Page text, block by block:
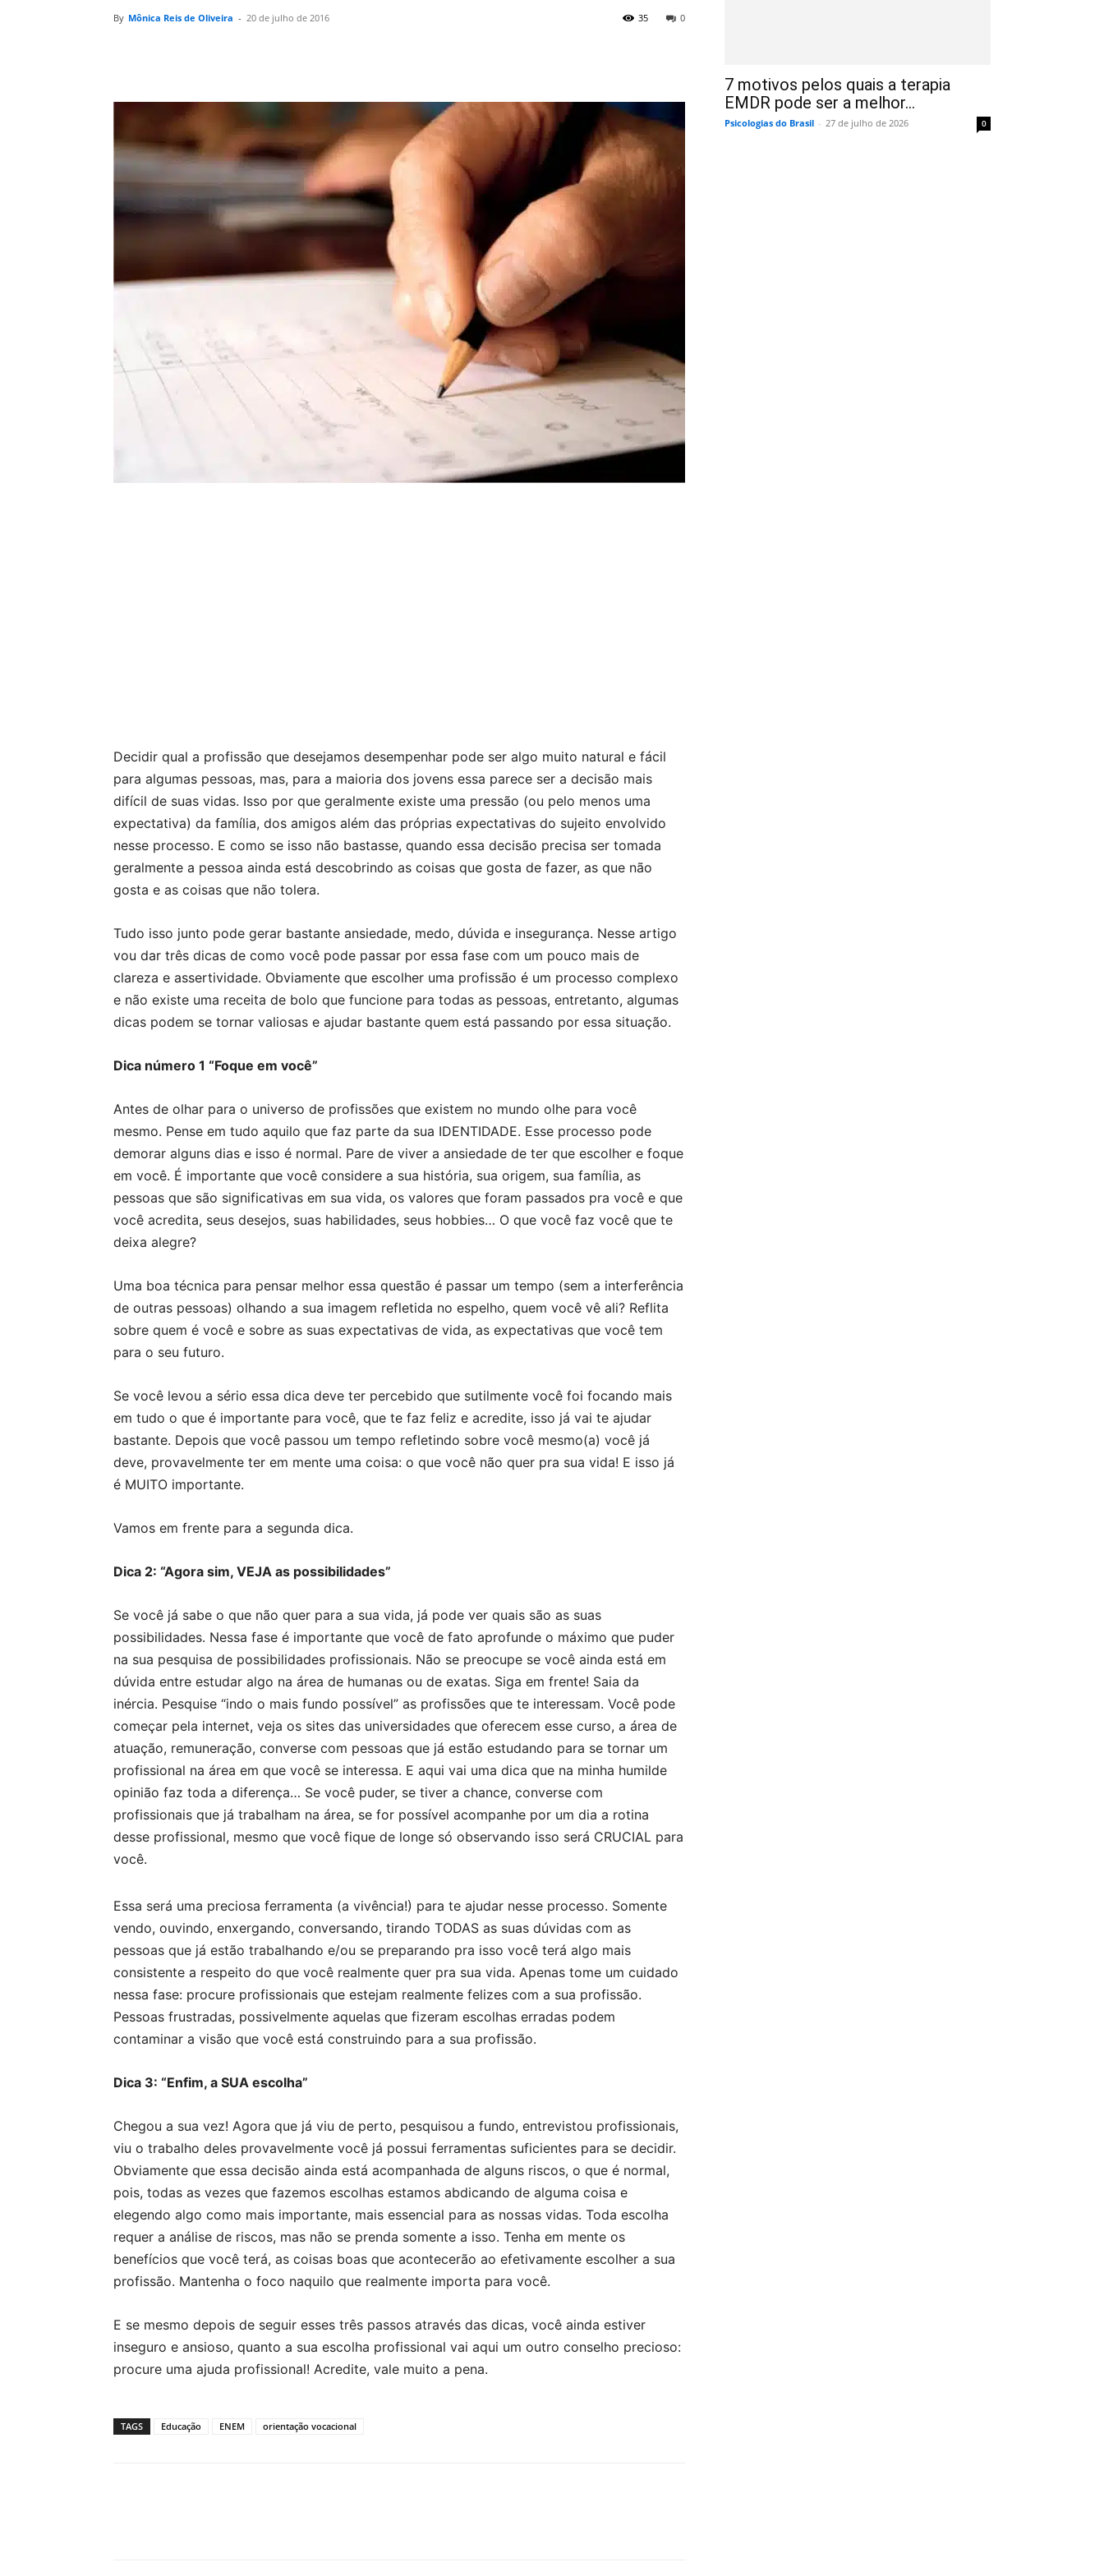
By Mônica Reis de Oliveira - 20 de julho de 2016 0
35
Decidir qual a profissão que desejamos desempenhar pode ser algo muito natural e fácil
para algumas pessoas, mas, para a maioria dos jovens essa parece ser a decisão mais
difícil de suas vidas. Isso por que geralmente existe uma pressão (ou pelo menos uma
expectativa) da família, dos amigos além das próprias expectativas do sujeito envolvido
nesse processo. E como se isso não bastasse, quando essa decisão precisa ser tomada
geralmente a pessoa ainda está descobrindo as coisas que gosta de fazer, as que não
gosta e as coisas que não tolera.
Tudo isso junto pode gerar bastante ansiedade, medo, dúvida e insegurança. Nesse artigo
vou dar três dicas de como você pode passar por essa fase com um pouco mais de
clareza e assertividade. Obviamente que escolher uma profissão é um processo complexo
e não existe uma receita de bolo que funcione para todas as pessoas, entretanto, algumas
dicas podem se tornar valiosas e ajudar bastante quem está passando por essa situação.
Dica número 1 “Foque em você”
Antes de olhar para o universo de profissões que existem no mundo olhe para você
mesmo. Pense em tudo aquilo que faz parte da sua IDENTIDADE. Esse processo pode
demorar alguns dias e isso é normal. Pare de viver a ansiedade de ter que escolher e foque
em você. É importante que você considere a sua história, sua origem, sua família, as
pessoas que são significativas em sua vida, os valores que foram passados pra você e que
você acredita, seus desejos, suas habilidades, seus hobbies… O que você faz você que te
deixa alegre?
Uma boa técnica para pensar melhor essa questão é passar um tempo (sem a interferência
de outras pessoas) olhando a sua imagem refletida no espelho, quem você vê ali? Reflita
sobre quem é você e sobre as suas expectativas de vida, as expectativas que você tem
para o seu futuro.
Se você levou a sério essa dica deve ter percebido que sutilmente você foi focando mais
em tudo o que é importante para você, que te faz feliz e acredite, isso já vai te ajudar
bastante. Depois que você passou um tempo refletindo sobre você mesmo(a) você já
deve, provavelmente ter em mente uma coisa: o que você não quer pra sua vida! E isso já
é MUITO importante.
Vamos em frente para a segunda dica.
Dica 2: “Agora sim, VEJA as possibilidades”
Se você já sabe o que não quer para a sua vida, já pode ver quais são as suas
possibilidades. Nessa fase é importante que você de fato aprofunde o máximo que puder
na sua pesquisa de possibilidades profissionais. Não se preocupe se você ainda está em
dúvida entre estudar algo na área de humanas ou de exatas. Siga em frente! Saia da
inércia. Pesquise “indo o mais fundo possível” as profissões que te interessam. Você pode
começar pela internet, veja os sites das universidades que oferecem esse curso, a área de
atuação, remuneração, converse com pessoas que já estão estudando para se tornar um
profissional na área em que você se interessa. E aqui vai uma dica que na minha humilde
opinião faz toda a diferença… Se você puder, se tiver a chance, converse com
profissionais que já trabalham na área, se for possível acompanhe por um dia a rotina
desse profissional, mesmo que você fique de longe só observando isso será CRUCIAL para
você.
Essa será uma preciosa ferramenta (a vivência!) para te ajudar nesse processo. Somente
vendo, ouvindo, enxergando, conversando, tirando TODAS as suas dúvidas com as
pessoas que já estão trabalhando e/ou se preparando pra isso você terá algo mais
consistente a respeito do que você realmente quer pra sua vida. Apenas tome um cuidado
nessa fase: procure profissionais que estejam realmente felizes com a sua profissão.
Pessoas frustradas, possivelmente aquelas que fizeram escolhas erradas podem
contaminar a visão que você está construindo para a sua profissão.
Dica 3: “Enfim, a SUA escolha”
Chegou a sua vez! Agora que já viu de perto, pesquisou a fundo, entrevistou profissionais,
viu o trabalho deles provavelmente você já possui ferramentas suficientes para se decidir.
Obviamente que essa decisão ainda está acompanhada de alguns riscos, o que é normal,
pois, todas as vezes que fazemos escolhas estamos abdicando de alguma coisa e
elegendo algo como mais importante, mais essencial para as nossas vidas. Toda escolha
requer a análise de riscos, mas não se prenda somente a isso. Tenha em mente os
benefícios que você terá, as coisas boas que acontecerão ao efetivamente escolher a sua
profissão. Mantenha o foco naquilo que realmente importa para você.
E se mesmo depois de seguir esses três passos através das dicas, você ainda estiver
inseguro e ansioso, quanto a sua escolha profissional vai aqui um outro conselho precioso:
procure uma ajuda profissional! Acredite, vale muito a pena.
TAGS Educação ENEM orientação vocacional
7 motivos pelos quais a terapia
EMDR pode ser a melhor...
Psicologias do Brasil - 27 de julho de 2026 0